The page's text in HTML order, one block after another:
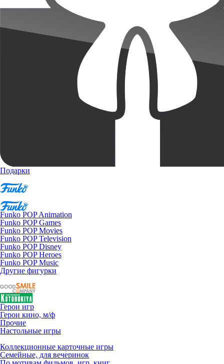
Подарки
Funko POP Animation
Funko POP Games
Funko POP Movies
Funko POP Television
Funko POP Disney
Funko POP Heroes
Funko POP Music
Другие фигурки
Герои игр
Герои кино, м/ф
Прочие
Настольные игры
Коллекционные карточные игры
Семейные, для вечеринок